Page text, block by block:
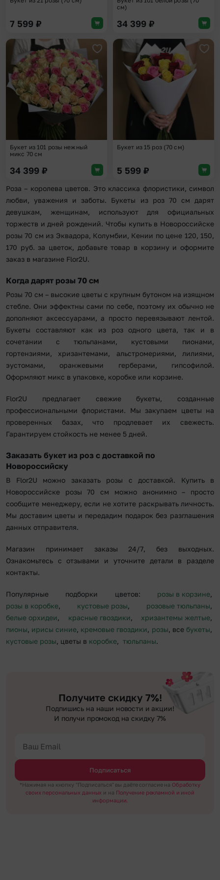
7 599 ₽
см)
34 399 ₽
Добавить в избранное
Букет из 101 розы нежный
микс 70 см
34 399 ₽
Букет из 15 роз (70 см)
5 599 ₽
Роза – королева цветов. Это классика флористики, символ
любви, уважения и заботы. Букеты из роз 70 см дарят
девушкам, женщинам, используют для официальных
торжеств и дней рождений. Чтобы купить в Новороссийске
розы 70 см из Эквадора, Колумбии, Кении по цене 120, 150,
170 руб. за цветок, добавьте товар в корзину и оформите
заказ в магазине Flor2U.
Когда дарят розы 70 см
Розы 70 см – высокие цветы с крупным бутоном на изящном
стебле. Они эффектны сами по себе, поэтому их обычно не
дополняют аксессуарами, а просто перевязывают лентой.
Букеты составляют как из роз одного цвета, так и в
сочетании с тюльпанами, кустовыми пионами,
гортензиями, хризантемами, альстромериями, лилиями,
эустомами, оранжевыми герберами, гипсофилой.
Оформляют микс в упаковке, коробке или корзине.
Flor2U предлагает свежие букеты, созданные
профессиональными флористами. Мы закупаем цветы на
проверенных базах, что продлевает их свежесть.
Гарантируем стойкость не менее 5 дней.
Заказать букет из роз с доставкой по
Новороссийску
В Flor2U можно заказать розы с доставкой. Купить в
Новороссийске розы 70 см можно анонимно – просто
сообщите менеджеру, если не хотите раскрывать личность.
Мы доставим цветы и передадим подарок без разглашения
данных отправителя.
Магазин принимает заказы 24/7, без выходных.
Ознакомьтесь с отзывами и уточните детали в разделе
контакты.
Популярные подборки цветов: розы в корзине,
розы в коробке, кустовые розы, розовые тюльпаны,
белые орхидеи, красные гвоздики, хризантемы желтые,
пионы, ирисы синие, кремовые гвоздики, розы, все букеты,
кустовые розы, цветы в коробке, тюльпаны.
Получите скидку 7%!
Подпишись на наши новости и акции!
И получи промокод на скидку 7%
Подписаться
*Нажимая на кнопку "Подписаться" вы даёте согласие на Обработку
своих персональных данных и на Получение рекламной и иной
информации.